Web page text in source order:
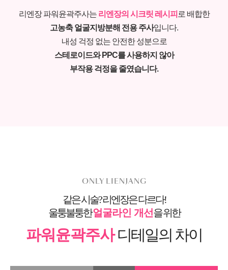
리엔장 파워윤곽주사는 리엔장의 시크릿 레시피 로 배합한
고농축 얼굴지방분해 전용 주사입니다.
내성 걱정 없는 안전한 성분으로
스테로이드와 PPC를 사용하지 않아
부작용 걱정을 줄였습니다.
ONLY LIENJANG
같은 시술? 리엔장은 다르다!
울퉁불퉁한얼굴라인 개선을 위한
파워윤곽주사디테일의 차이